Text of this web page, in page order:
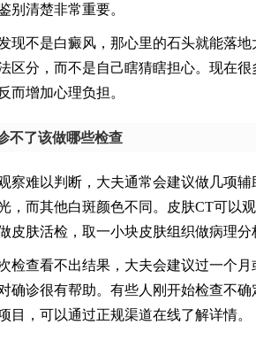
别清楚非常重要。
现不是白癜风，那心里的石头就能落
区分，而不是自己瞎猜瞎担心。现在
而增加心理负担。
不了该做哪些检查
察难以判断，大夫通常会建议做几项
，而其他白斑颜色不同。皮肤CT可以
皮肤活检，取一小块皮肤组织做病理
检查看不出结果，大夫会建议过一个
确诊很有帮助。有些人刚开始检查不
目，可以通过正规渠道在线了解详情。